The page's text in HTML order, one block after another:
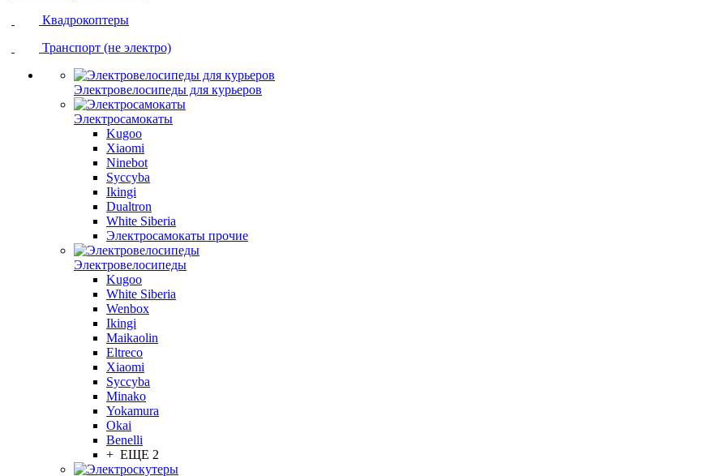
Квадрокоптеры
Транспорт (не электро)
Электровелосипеды для курьеров
Электросамокаты
Kugoo
Xiaomi
Ninebot
Syccyba
Ikingi
Dualtron
White Siberia
Электросамокаты прочие
Электровелосипеды
Kugoo
White Siberia
Wenbox
Ikingi
Maikaolin
Eltreco
Xiaomi
Syccyba
Minako
Yokamura
Okai
Benelli
+ ЕЩЕ 2